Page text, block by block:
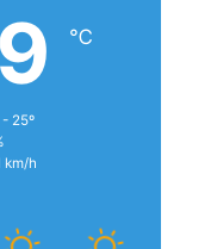
℃
- 25º
km/h